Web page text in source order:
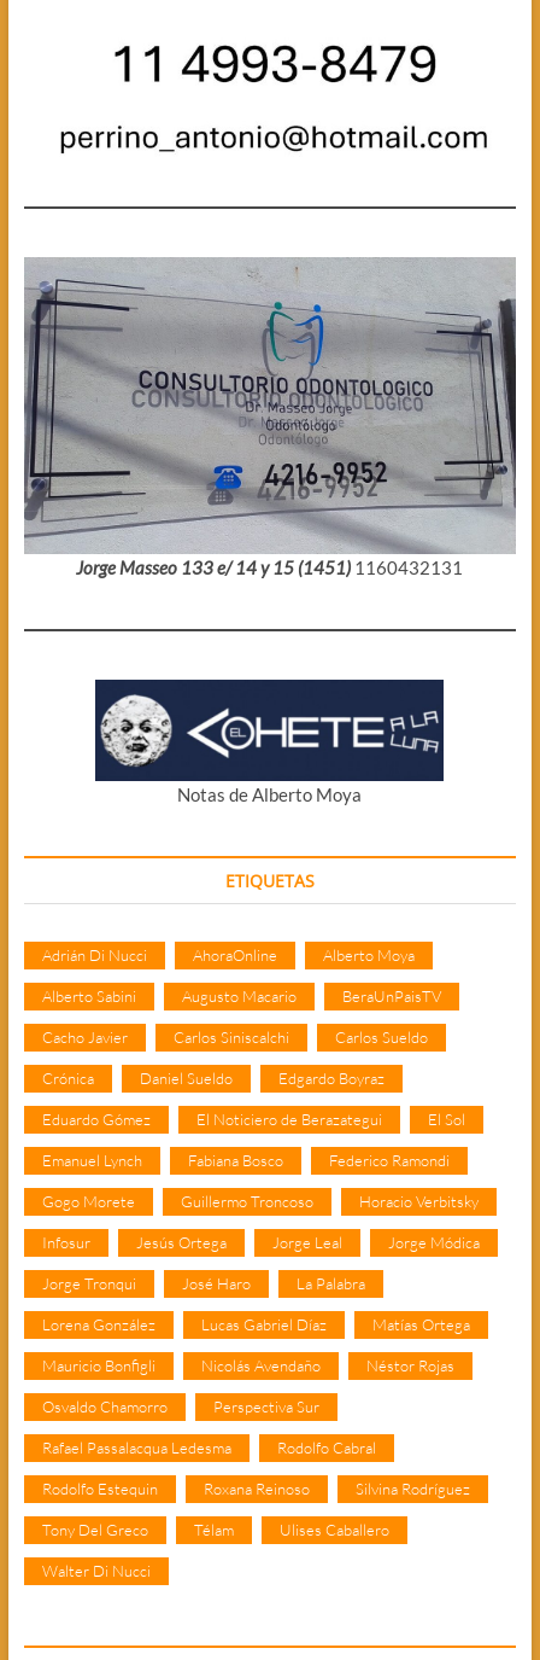
Jorge Masseo 133 e/ 14 y 15 (1451) 1160432131
Notas de Alberto Moya
ETIQUETAS
Adrián Di Nucci AhoraOnline Alberto Moya
Alberto Sabini Augusto Macario BeraUnPaisTV
Cacho Javier Carlos Siniscalchi Carlos Sueldo
Crónica Daniel Sueldo Edgardo Boyraz
Eduardo Gómez El Noticiero de Berazategui El Sol
Emanuel Lynch Fabiana Bosco Federico Ramondi
Gogo Morete Guillermo Troncoso Horacio Verbitsky
Infosur Jesús Ortega Jorge Leal Jorge Módica
Jorge Tronqui José Haro La Palabra
Lorena González Lucas Gabriel Díaz Matías Ortega
Mauricio Bonfigli Nicolás Avendaño Néstor Rojas
Osvaldo Chamorro Perspectiva Sur
Rafael Passalacqua Ledesma Rodolfo Cabral
Rodolfo Estequin Roxana Reinoso Silvina Rodríguez
Tony Del Greco Télam Ulises Caballero
Walter Di Nucci